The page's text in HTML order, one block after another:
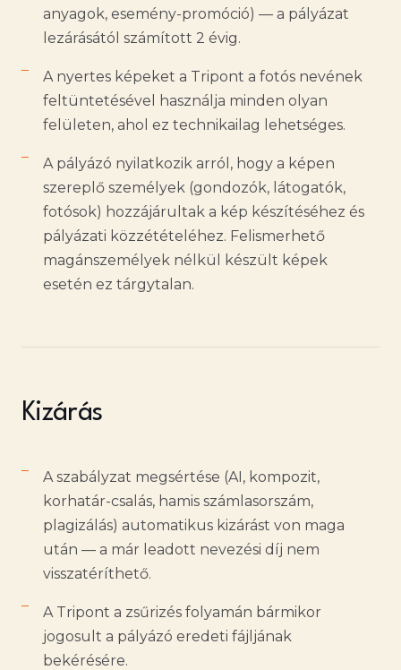
anyagok, esemény-promóció) — a pályázat
lezárásától számított 2 évig.
A nyertes képeket a Tripont a fotós nevének
feltüntetésével használja minden olyan
felületen, ahol ez technikailag lehetséges.
A pályázó nyilatkozik arról, hogy a képen
szereplő személyek (gondozók, látogatók,
fotósok) hozzájárultak a kép készítéséhez és
pályázati közzétételéhez. Felismerhető
magánszemélyek nélkül készült képek
esetén ez tárgytalan.
Kizárás
A szabályzat megsértése (AI, kompozit,
korhatár-csalás, hamis számlasorszám,
plagizálás) automatikus kizárást von maga
után — a már leadott nevezési díj nem
visszatéríthető.
A Tripont a zsűrizés folyamán bármikor
jogosult a pályázó eredeti fájljának
bekérésére.